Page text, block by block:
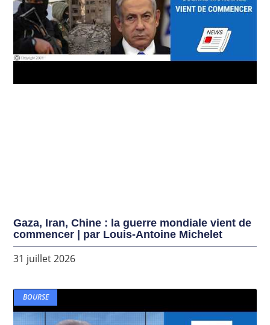
Gaza, Iran, Chine : la guerre mondiale vient de
commencer | par Louis-Antoine Michelet
31 juillet 2026
BOURSE